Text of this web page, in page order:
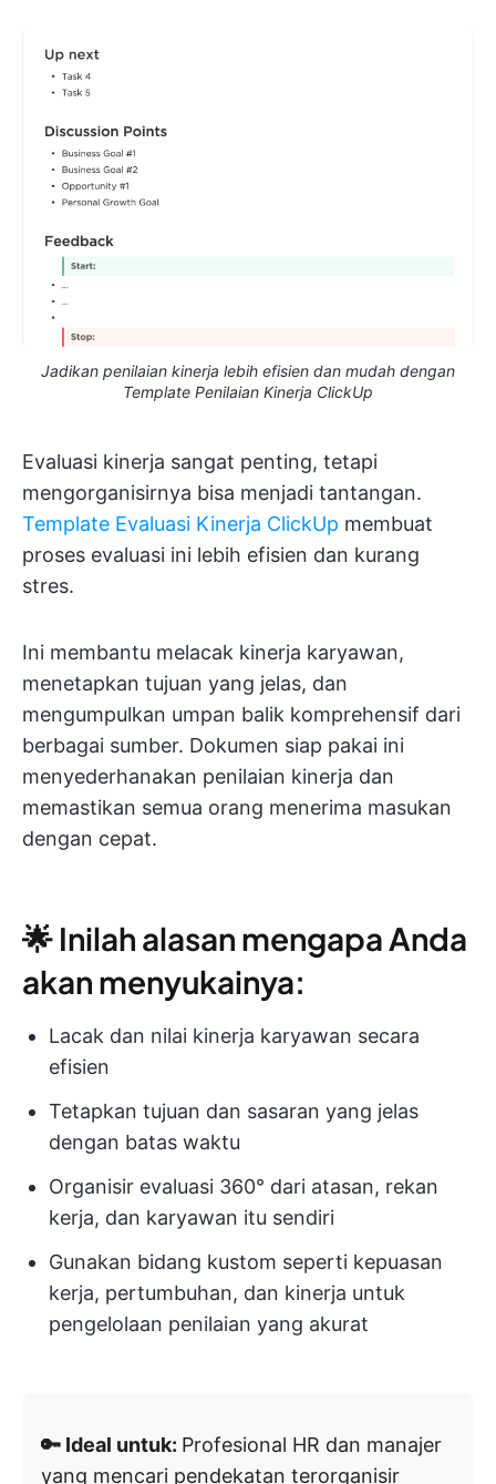
Jadikan penilaian kinerja lebih efisien dan mudah dengan
Template Penilaian Kinerja ClickUp
​Evaluasi kinerja sangat penting, tetapi
mengorganisirnya bisa menjadi tantangan.
Template Evaluasi Kinerja ClickUp membuat
proses evaluasi ini lebih efisien dan kurang
stres.
Ini membantu melacak kinerja karyawan,
menetapkan tujuan yang jelas, dan
mengumpulkan umpan balik komprehensif dari
berbagai sumber. Dokumen siap pakai ini
menyederhanakan penilaian kinerja dan
memastikan semua orang menerima masukan
dengan cepat. ​
🌟 Inilah alasan mengapa Anda
akan menyukainya:
Lacak dan nilai kinerja karyawan secara
efisien
Tetapkan tujuan dan sasaran yang jelas
dengan batas waktu
Organisir evaluasi 360° dari atasan, rekan
kerja, dan karyawan itu sendiri
Gunakan bidang kustom seperti kepuasan
kerja, pertumbuhan, dan kinerja untuk
pengelolaan penilaian yang akurat
🔑 Ideal untuk: Profesional HR dan manajer
yang mencari pendekatan terorganisir